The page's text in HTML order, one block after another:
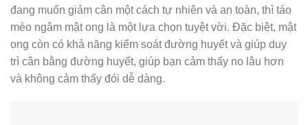
đang muốn giảm cân một cách tự nhiên và an toàn, thì táo
mèo ngâm mật ong là một lựa chọn tuyệt vời. Đặc biệt, mật
ong còn có khả năng kiểm soát đường huyết và giúp duy
trì cân bằng đường huyết, giúp bạn cảm thấy no lâu hơn
và không cảm thấy đói dễ dàng.